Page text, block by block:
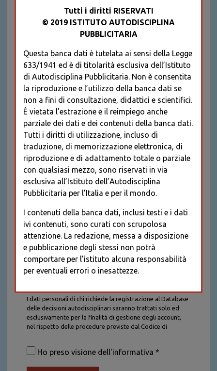
Recupera password
REGISTRATI
* I CAMPI CONTRASSEGNATI SONO
OBBLIGATORI
I dati personali di chi richiede la registrazione al Database
delle decisioni autodisciplinari saranno trattati solo ed
esclusivamente per la finalità di gestione degli account,
nel rispetto delle procedure previste dal Codice di
saranno trattati con tutte le cautele richieste dalla legge e
saranno conservati per la durata stabilita caso per caso
Ho preso visione dell'informativa *
Tutti i diritti RISERVATI
© 2019 ISTITUTO AUTODISCIPLINA
PUBBLICITARIA
Questa banca dati è tutelata ai sensi della Legge
633/1941 ed è di titolarità esclusiva dell’Istituto
di Autodisciplina Pubblicitaria. Non è consentita
la riproduzione e l’utilizzo della banca dati se
non a fini di consultazione, didattici e scientifici.
È vietata l’estrazione e il reimpiego anche
parziale dei dati e dei contenuti della banca dati.
Tutti i diritti di utilizzazione, incluso di
traduzione, di memorizzazione elettronica, di
riproduzione e di adattamento totale o parziale
con qualsiasi mezzo, sono riservati in via
esclusiva all’Istituto dell’Autodisciplina
Pubblicitaria per l’Italia e per il mondo.
I contenuti della banca dati, inclusi testi e i dati
ivi contenuti, sono curati con scrupolosa
attenzione. La redazione, messa a disposizione
e pubblicazione degli stessi non potrà
comportare per l’istituto alcuna responsabilità
per eventuali errori o inesattezze.